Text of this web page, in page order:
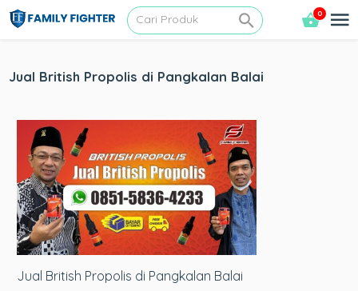
0
Jual British Propolis di Pangkalan Balai
Jual British Propolis di Pangkalan Balai